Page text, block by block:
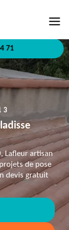
71
Lafleur artisan
de pose
devis gratuit